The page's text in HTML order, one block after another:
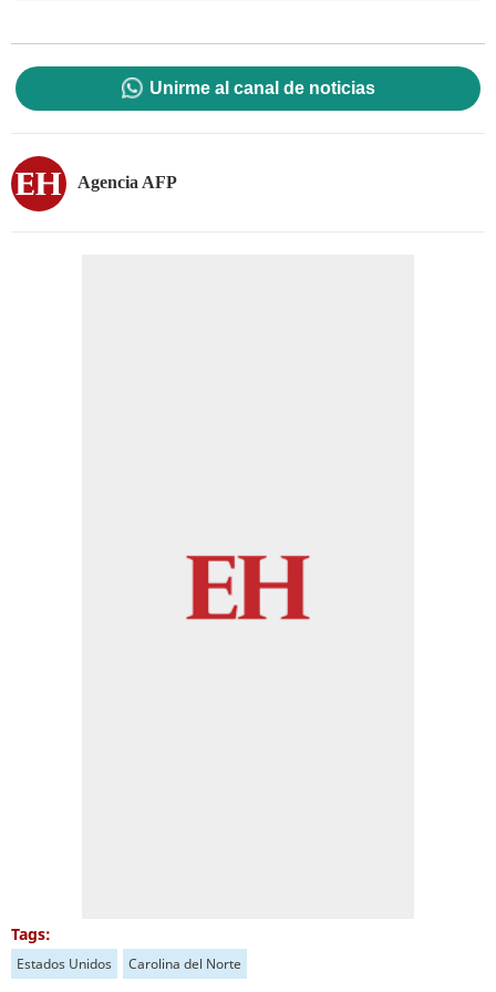
Unirme al canal de noticias
Agencia AFP
Tags:
Estados Unidos Carolina del Norte